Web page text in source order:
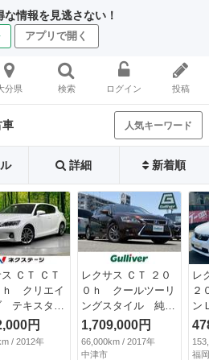
情報を見逃さない！
アプリで開く
分県 検索 ログイン 投稿
車 人気キーワード
詳細 新着順
ＣＴ ＣＴ
ｈ クリエイ
テキスタイ
テリア 禁煙
レコ ＥＴ
Ｄヘッド
円
/ 2012年
レクサス ＣＴ ２０
０ｈ クールツーリ
ングスタイル 純正
ナビ バックカメ
ラ サンルーフ ハ
ーフレザーシート
1,709,000円
66,000km / 2017年
中津市
レ
２
ン
ク
Ｖ
ナ
福